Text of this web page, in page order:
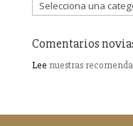
Comentarios
Lee nuestras